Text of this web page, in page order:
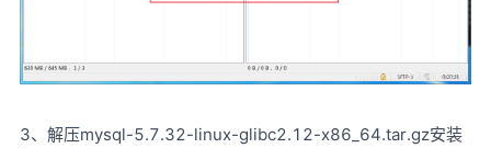
3、解压mysql-5.7.32-linux-glibc2.12-x86_64.tar.gz安装